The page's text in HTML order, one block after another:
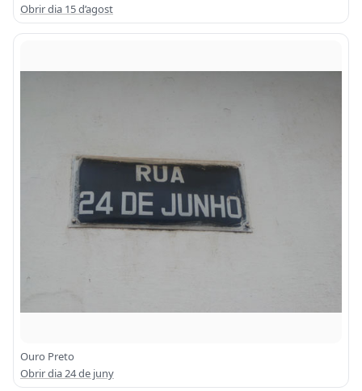
Obrir dia 15 d’agost
Ouro Preto
Obrir dia 24 de juny